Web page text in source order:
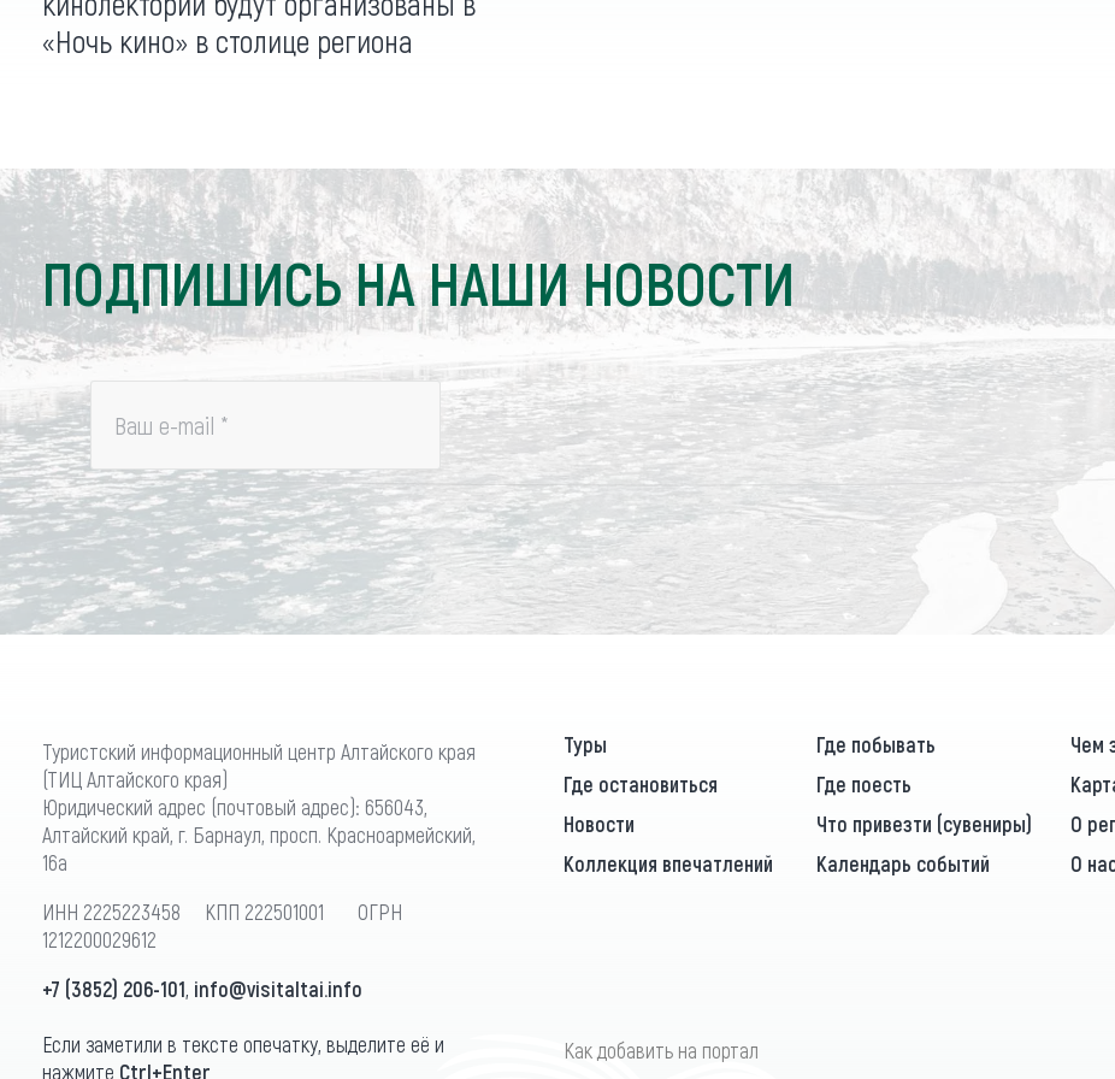
«Ночь кино» в столице региона
ПОДПИШИСЬ НА НАШИ НОВОСТИ
Ваш e-mail *
Туристский информационный центр Алтайского края
(ТИЦ Алтайского края)
Юридический адрес (почтовый адрес): 656043,
Алтайский край, г. Барнаул, просп. Красноармейский,
16а
ИНН 2225223458 КПП 222501001 ОГРН
1212200029612
+7 (3852) 206-101, info@visitaltai.info
Если заметили в тексте опечатку, выделите её и
нажмите Ctrl+Enter
Туры Где побывать Чем
Где остановиться
Где поесть
Новости
Что привезти (сувениры) О
Коллекция впечатлений
Календарь событий О
Как добавить на портал